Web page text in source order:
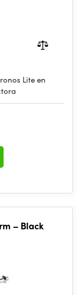
Lite en
– Black